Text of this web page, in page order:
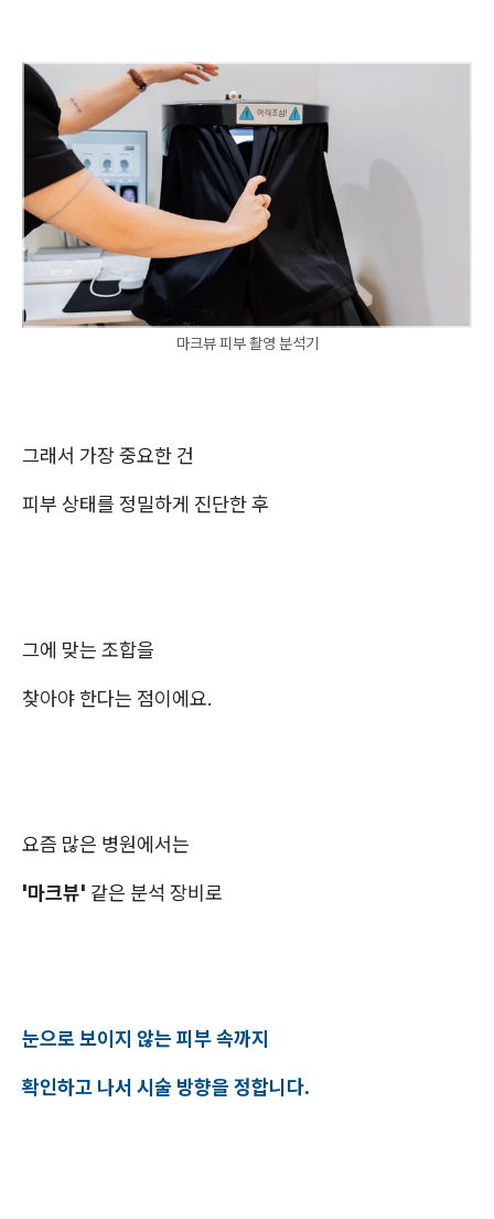
마크뷰 피부 촬영 분석기
그래서 가장 중요한 건
피부 상태를 정밀하게 진단한 후
그에 맞는 조합을
찾아야 한다는 점이에요.
요즘 많은 병원에서는
'마크뷰' 같은 분석 장비로
눈으로 보이지 않는 피부 속까지
확인하고 나서 시술 방향을 정합니다.